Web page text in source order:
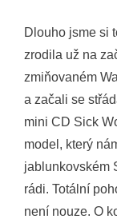
Dlouho jsme si
zrodila už na
zmiňovaném
a začali se
mini CD Sick
model, který
jablunkovském
rádi. Totální
není nouze. O